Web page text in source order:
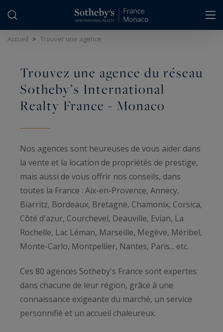
Accueil > Trouver une agence
Trouvez une agence du réseau
Sotheby’s International
Realty France - Monaco
Nos agences sont heureuses de vous aider dans
la vente et la location de propriétés de prestige,
mais aussi de vous offrir nos conseils, dans
toutes la France : Aix-en-Provence, Annecy,
Biarritz, Bordeaux, Bretagne, Chamonix, Corsica,
Côté d'azur, Courchevel, Deauville, Evian, La
Rochelle, Lac Léman, Marseille, Megève, Méribel,
Monte-Carlo, Montpellier, Nantes, Paris... etc.
Ces 80 agences Sotheby's France sont expertes
dans chacune de leur région, grâce à une
connaissance exigeante du marché, un service
personnifié et un accueil chaleureux.